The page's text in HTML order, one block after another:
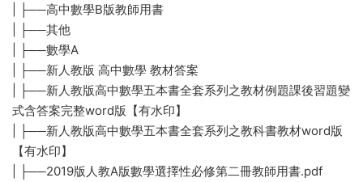
| ├──高中數學B版教師用書
| ├──其他
| ├──數學A
| ├──新人教版 高中數學 教材答案
| ├──新人教版高中數學五本書全套系列之教材例題課後習題變
式含答案完整word版【有水印】
| ├──新人教版高中數學五本書全套系列之教科書教材word版
【有水印】
| ├──2019版人教A版數學選擇性必修第二冊教師用書.pdf